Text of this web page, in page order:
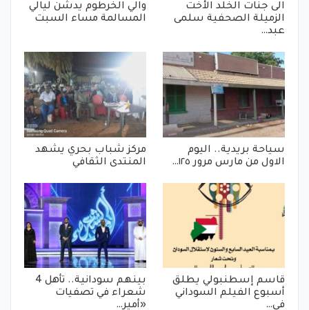
الى جنات الخلد الأخت
الزميلة الصحفية سلمى
عبد…
والي الخرطوم يدشن ليالي
المسالمة مساء السبت
سياحة بريدية.. اليوم
الاول من مارس مرور ١٢٥…
مركز شباب بحري يشهد
المنتدى الثقافي
قاسم إسطنبولي يطلق
أسبوع الفيلم السوداني
في…
بينهم سودانية.. تأهل 4
شعراء في تصفيات
«أمير…